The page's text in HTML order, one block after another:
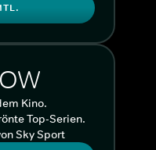
Kino.
Top-Serien.
Sky Sport